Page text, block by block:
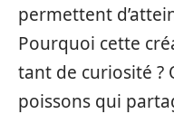
permettent
Pourquoi cette
tant de curiosité ?
poissons qui